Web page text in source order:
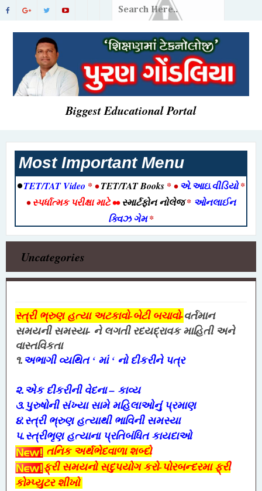
Biggest Educational Portal
Most Important Menu
•TET/TAT Video * •TET/TAT Books * •એ.આઇ.વીડિયો*
•સ્પર્ધાત્મક પરીક્ષા માટે••સ્માર્ટફોન નોલેજ* ઓનલાઈન
ક્વિઝ ગેમ*
Uncategories
સ્ત્રી ભ્રુણ હત્યા અટકાવો-બેટી બચાવો-વર્તમાન
સમયની સમસ્યા- ને લગતી રદયદ્રાવક માહિતી અને
વાસ્તવિકતા
૧. અભાગી વ્યથિત ‘ માં ‘ નો દીકરીને પત્ર
૨.એક દીકરીની વેદના– કાવ્ય
૩.પુરુષોની સંખ્યા સામે મહિલાઓનું પ્રમાણ
૪.સ્ત્રી ભ્રુણ હત્યાથી ભાવિની સમસ્યા
૫.સ્ત્રીભૃણ હત્યાના પ્રતિબંધિત કાયદાઓ
તનિક અર્ભેદવાળા શબ્દો
ફ્રી સમયનો સદુપયોગ કરો-પોરબન્દરમા ફ્રી
કોમ્પ્યુટર શીખો